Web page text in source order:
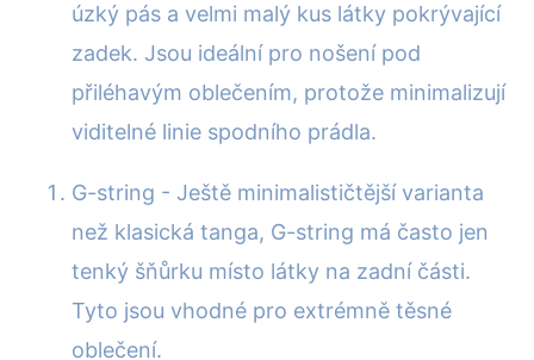
úzký pás a velmi malý kus látky pokrývající
zadek. Jsou ideální pro nošení pod
přiléhavým oblečením, protože minimalizují
viditelné linie spodního prádla.
G-string - Ještě minimalističtější varianta
než klasická tanga, G-string má často jen
tenký šňůrku místo látky na zadní části.
Tyto jsou vhodné pro extrémně těsné
oblečení.